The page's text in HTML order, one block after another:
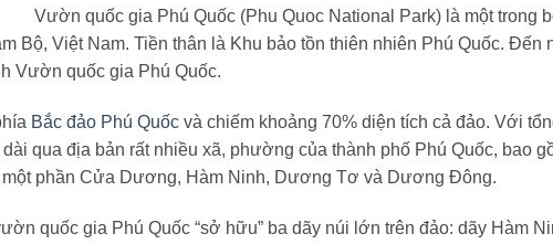
Vườn quốc gia Phú Quốc (Phu Quoc National Park) là một trong
Bộ, Việt Nam. Tiền thân là Khu bảo tồn thiên nhiên Phú Quốc. Đến
Vườn quốc gia Phú Quốc.
Bắc đảo Phú Quốc và chiếm khoảng 70% diện tích cả đảo. Với
qua địa bản rất nhiều xã, phường của thành phố Phú Quốc, bao
phần Cửa Dương, Hàm Ninh, Dương Tơ và Dương Đông.
quốc gia Phú Quốc “sở hữu” ba dãy núi lớn trên đảo: dãy Hàm